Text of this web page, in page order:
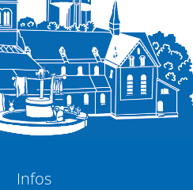
Infos